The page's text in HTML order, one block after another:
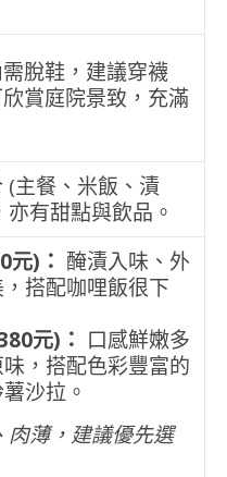
脫鞋，建議穿襪
賞庭院景致，充滿
(主餐、米飯、漬
有甜點與飲品。
元)： 醃漬入味、外
搭配咖哩飯很下
元)： 口感鮮嫩多
，搭配色彩豐富的
沙拉。
肉薄，建議優先選